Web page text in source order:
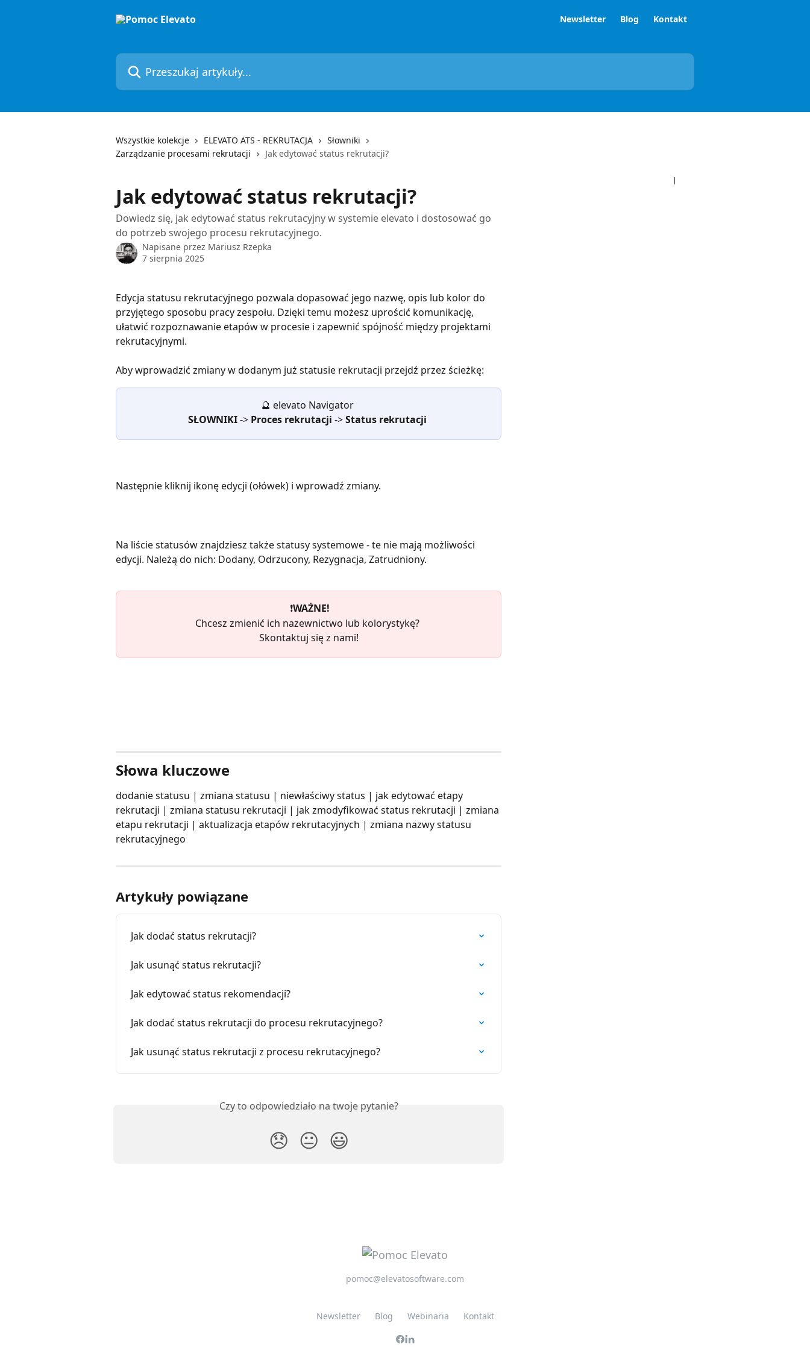
Newsletter Blog Kontakt
Przeszukaj artykuły...
Wszystkie kolekcje ELEVATO ATS - REKRUTACJA
Słowniki
Zarządzanie procesami rekrutacji
Jak edytować status rekrutacji?
Jak edytować status rekrutacji?
Dowiedz się, jak edytować status rekrutacyjny w systemie elevato i dostosować go
do potrzeb swojego procesu rekrutacyjnego.
Napisane przez Mariusz Rzepka
7 sierpnia 2025
Edycja statusu rekrutacyjnego pozwala dopasować jego nazwę, opis lub kolor do
przyjętego sposobu pracy zespołu. Dzięki temu możesz uprościć komunikację,
ułatwić rozpoznawanie etapów w procesie i zapewnić spójność między projektami
rekrutacyjnymi.
Aby wprowadzić zmiany w dodanym już statusie rekrutacji przejdź przez ścieżkę:
🔮 elevato Navigator
SŁOWNIKI -> Proces rekrutacji -> Status rekrutacji
Następnie kliknij ikonę edycji (ołówek) i wprowadź zmiany.
Na liście statusów znajdziesz także statusy systemowe - te nie mają możliwości
edycji. Należą do nich: Dodany, Odrzucony, Rezygnacja, Zatrudniony.
❗WAŻNE!
Chcesz zmienić ich nazewnictwo lub kolorystykę?
Skontaktuj się z nami!
Słowa kluczowe
dodanie statusu | zmiana statusu | niewłaściwy status | jak edytować etapy
rekrutacji | zmiana statusu rekrutacji | jak zmodyfikować status rekrutacji | zmiana
etapu rekrutacji | aktualizacja etapów rekrutacyjnych | zmiana nazwy statusu
rekrutacyjnego
Artykuły powiązane
Jak dodać status rekrutacji?
Jak usunąć status rekrutacji?
Jak edytować status rekomendacji?
Jak dodać status rekrutacji do procesu rekrutacyjnego?
Jak usunąć status rekrutacji z procesu rekrutacyjnego?
Czy to odpowiedziało na twoje pytanie?
😞 😐 😃
pomoc@elevatosoftware.com
Newsletter Blog Webinaria Kontakt